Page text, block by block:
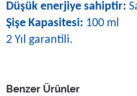
Düşük enerjiye sahiptir:
Şişe Kapasitesi: 100 ml
2 Yıl garantili.
Benzer Ürünler